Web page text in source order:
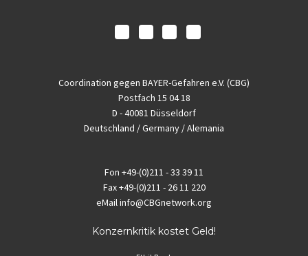
Coordination gegen BAYER-Gefahren e.V. (CBG)
Postfach 15 04 18
D - 40081 Düsseldorf
Deutschland / Germany / Alemania
Fon +49-(0)211 - 33 39 11
Fax+49-(0)211 - 26 11 220
eMailinfo@CBGnetwork.org
Konzernkritik kostet Geld!